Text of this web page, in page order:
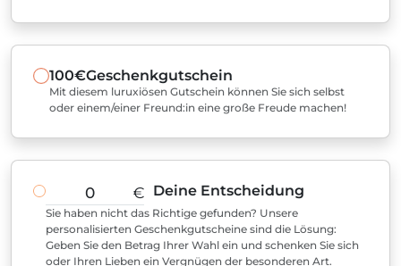
100€Geschenkgutschein
Mit diesem luruxiösen Gutschein können Sie sich selbst
oder einem/einer Freund:in eine große Freude machen!
€ Deine Entscheidung
Sie haben nicht das Richtige gefunden? Unsere
personalisierten Geschenkgutscheine sind die Lösung:
Geben Sie den Betrag Ihrer Wahl ein und schenken Sie sich
oder Ihren Lieben ein Vergnügen der besonderen Art.